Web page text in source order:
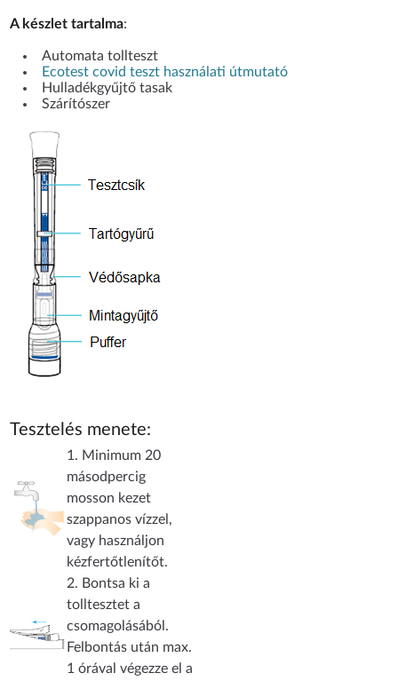
A készlet tartalma:
Automata tollteszt
Ecotest covid teszt használati útmutató
Hulladékgyűjtő tasak
Szárítószer
Tesztelés menete:
1. Minimum 20
másodpercig
mosson kezet
szappanos vízzel,
vagy használjon
kézfertőtlenítőt.
2. Bontsa ki a
tolltesztet a
csomagolásából.
Felbontás után max.
1 órával végezze el a